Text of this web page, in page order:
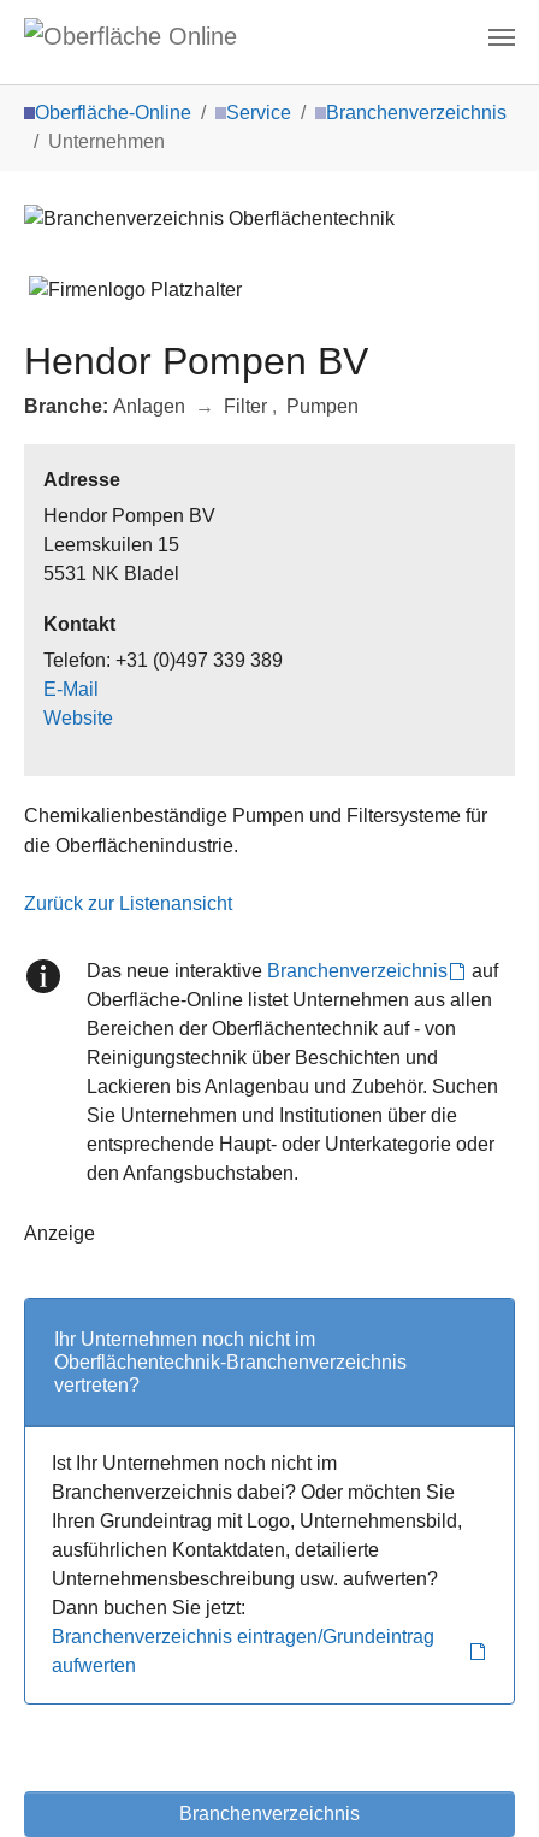
Oberfläche-Online Service
Branchenverzeichnis
Unternehmen
Hendor Pompen BV
Branche: Anlagen → Filter , Pumpen
Adresse
Hendor Pompen BV
Leemskuilen 15
5531 NK Bladel
Kontakt
Telefon: +31 (0)497 339 389
E-Mail
Website
Chemikalienbeständige Pumpen und Filtersysteme für
die Oberflächenindustrie.
Zurück zur Listenansicht
Das neue interaktive Branchenverzeichnis
auf
Oberfläche-Online listet Unternehmen aus allen
Bereichen der Oberflächentechnik auf - von
Reinigungstechnik über Beschichten und
Lackieren bis Anlagenbau und Zubehör. Suchen
Sie Unternehmen und Institutionen über die
entsprechende Haupt- oder Unterkategorie oder
den Anfangsbuchstaben.
Anzeige
Ihr Unternehmen noch nicht im
Oberflächentechnik-Branchenverzeichnis
vertreten?
Ist Ihr Unternehmen noch nicht im
Branchenverzeichnis dabei? Oder möchten Sie
Ihren Grundeintrag mit Logo, Unternehmensbild,
ausführlichen Kontaktdaten, detailierte
Unternehmensbeschreibung usw. aufwerten?
Dann buchen Sie jetzt:
Branchenverzeichnis eintragen/Grundeintrag
aufwerten
Branchenverzeichnis